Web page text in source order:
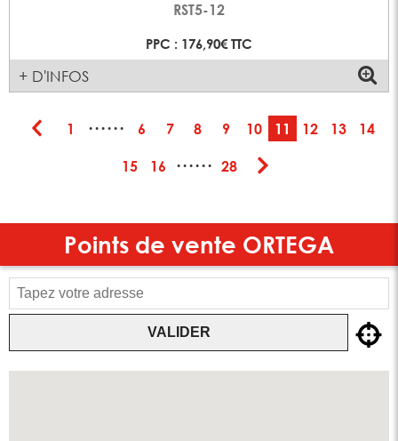
RST5-12
PPC : 176,90€ TTC
+ D'INFOS
1 ······ 6 7 8 9 10 11 12 13 14
15 16 ······ 28
Points de vente ORTEGA
VALIDER